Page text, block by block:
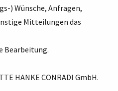
) Wünsche, Anfragen,
Mitteilungen das
Bearbeitung.
HANKE CONRADI GmbH.